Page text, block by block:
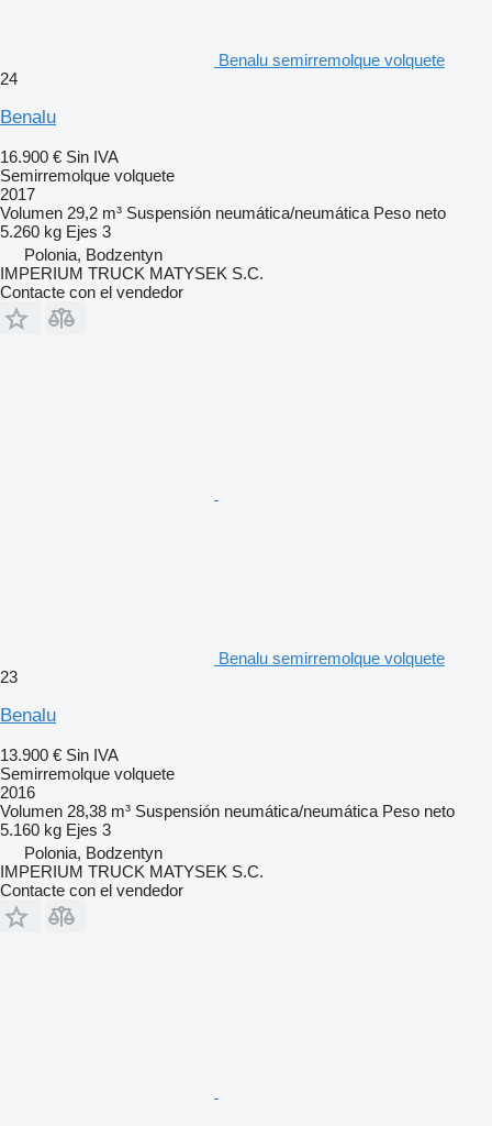
Benalu semirremolque volquete
24
Benalu
16.900 € Sin IVA
Semirremolque volquete
2017
Volumen 29,2 m³ Suspensión neumática/neumática Peso neto
5.260 kg Ejes 3
Polonia, Bodzentyn
IMPERIUM TRUCK MATYSEK S.C.
Contacte con el vendedor
Benalu semirremolque volquete
23
Benalu
13.900 € Sin IVA
Semirremolque volquete
2016
Volumen 28,38 m³ Suspensión neumática/neumática Peso neto
5.160 kg Ejes 3
Polonia, Bodzentyn
IMPERIUM TRUCK MATYSEK S.C.
Contacte con el vendedor